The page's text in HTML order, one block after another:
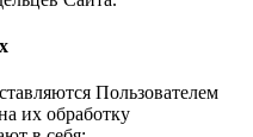
Пользователем
их обработку